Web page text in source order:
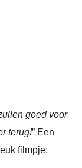
goed voor
terug!” Een
filmpje: